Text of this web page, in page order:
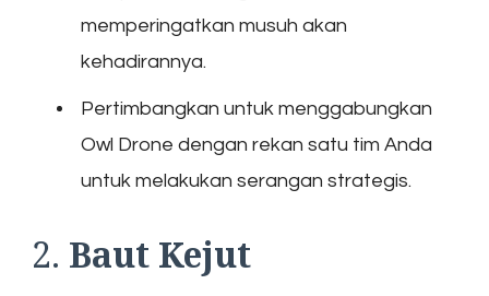
memperingatkan musuh akan
kehadirannya.
Pertimbangkan untuk menggabungkan
Owl Drone dengan rekan satu tim Anda
untuk melakukan serangan strategis.
2. Baut Kejut